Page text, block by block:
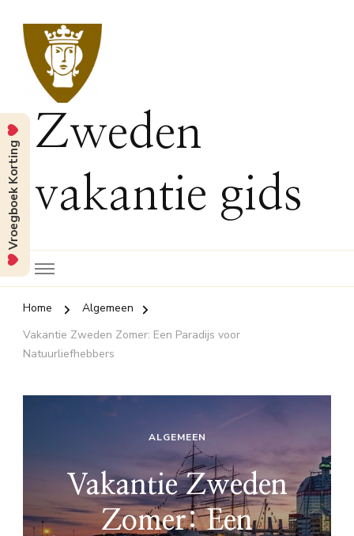
Zweden
vakantie gids
Home
Algemeen
Vakantie Zweden Zomer: Een Paradijs voor
Natuurliefhebbers
ALGEMEEN
Vakantie Zweden
Zomer: Een
Vroegboek Korting